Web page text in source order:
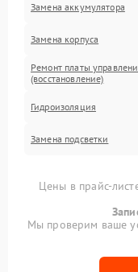
Замена аккумулятора
Замена корпуса
Ремонт платы
(восстановление)
Гидроизоляция
Замена подсветки
Цены в прайс-
Мы проверим ваше